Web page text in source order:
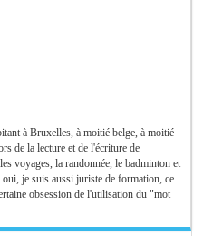
à Bruxelles, à moitié belge, à moitié
de la lecture et de l'écriture de
voyages, la randonnée, le badminton et
je suis aussi juriste de formation, ce
obsession de l'utilisation du "mot